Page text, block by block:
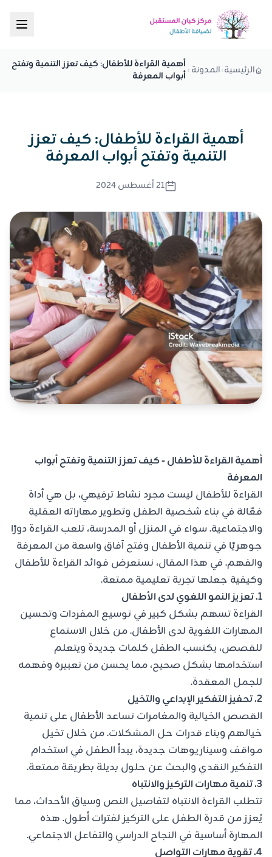
الرياض ، حي الرائد ، شارع عبدالعزيز الاحسائي
الرئيسية المدونة أهمية القراءة للأطفال: كيف تعزز التنمية وتفتح
أبواب المعرفة
أهمية القراءة للأطفال: كيف تعزز
التنمية وتفتح أبواب المعرفة
21 أغسطس 2024
أهمية القراءة للأطفال - كيف تعزز التنمية وتفتح أبواب
المعرفة
القراءة للأطفال ليست مجرد نشاط ترفيهي، بل هي أداة
فعّالة في بناء شخصية الطفل وتطوير مهاراته العقلية
والاجتماعية. سواء في المنزل أو المدرسة، تلعب القراءة دورًا
جوهريًا في تنمية الأطفال وفتح آفاق واسعة من المعرفة
والفهم. في هذا المقال، نستعرض فوائد القراءة للأطفال
وكيفية جعلها تجربة تعليمية ممتعة.
1. تعزيز النمو اللغوي لدى الأطفال
القراءة تسهم بشكل كبير في توسيع المفردات وتحسين
المهارات اللغوية لدى الأطفال. من خلال الاستماع
للقصص، يكتسب الطفل كلمات جديدة ويتعلم
استخدامها بشكل صحيح، مما يحسن من تعبيره وفهمه
للجمل المعقدة.
2. تحفيز التفكير الإبداعي والتخيل
القصص الخيالية والمغامرات تساعد الأطفال على تنمية
خيالهم وبناء قدرات حل المشكلات. من خلال تخيل
مواقف وسيناريوهات جديدة، يبدأ الطفل في استخدام
التفكير النقدي والبحث عن حلول بديلة بطريقة ممتعة.
3. تنمية مهارات التركيز والانتباه
تتطلب القراءة الانتباه لتفاصيل النص وسياق الأحداث، مما
يُعزز من قدرة الطفل على التركيز لفترات أطول. هذه
المهارة أساسية في النجاح الدراسي والتفاعل الاجتماعي.
4. تقوية مهارات التواصل